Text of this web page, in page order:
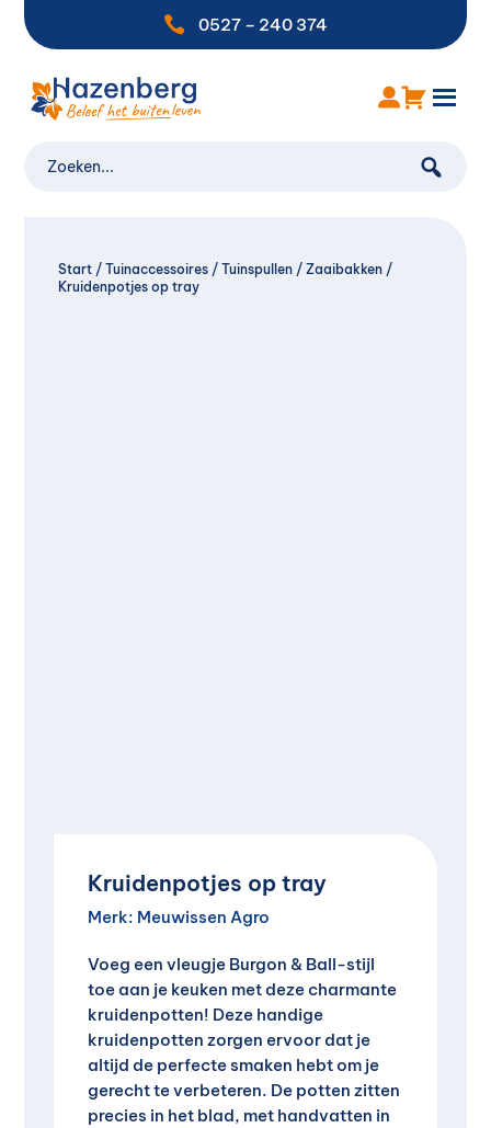
 0527 – 240 374
Start/ Tuinaccessoires/ Tuinspullen/ Zaaibakken/
Kruidenpotjes op tray
Kruidenpotjes op tray
Merk: Meuwissen Agro
Voeg een vleugje Burgon & Ball-stijl
toe aan je keuken met deze charmante
kruidenpotten! Deze handige
kruidenpotten zorgen ervoor dat je
altijd de perfecte smaken hebt om je
gerecht te verbeteren. De potten zitten
precies in het blad, met handvatten in